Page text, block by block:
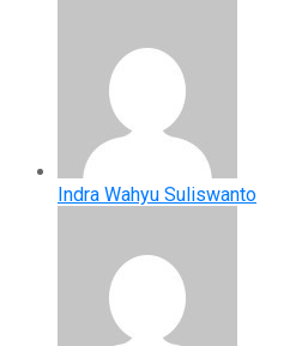
Indra Wahyu Suliswanto